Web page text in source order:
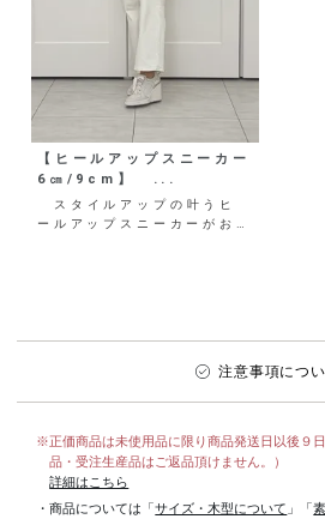
【ヒールアップスニーカー
6㎝/9cm】 ...
スタイルアップの叶うヒ
ールアップスニーカーがお目
注意事項につ
※正価商品は未使用品に限り商品発送日以後９
品・受注生産品はご返品頂けません。）
詳細はこちら
・商品については「サイズ・木型について 」「